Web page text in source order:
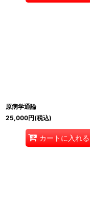
原病学通論
25,000円(税込)
カートに入れる